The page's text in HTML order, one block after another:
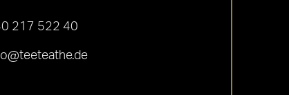
217 522 40